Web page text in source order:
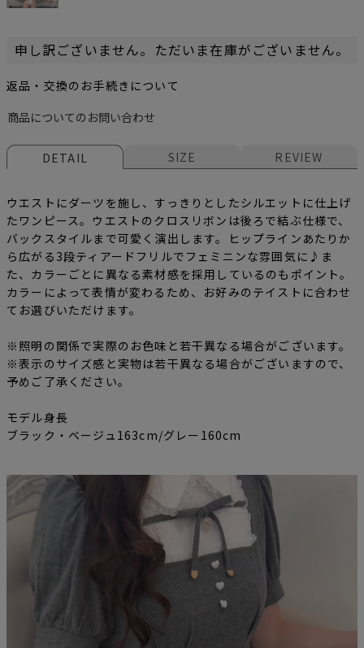
申し訳ございません。ただいま在庫がございません。
返品・交換のお手続きについて
商品についてのお問い合わせ
DETAIL SIZE REVIEW
ウエストにダーツを施し、すっきりとしたシルエットに仕上げ
たワンピース。ウエストのクロスリボンは後ろで結ぶ仕様で、
バックスタイルまで可愛く演出します。ヒップラインあたりか
ら広がる3段ティアードフリルでフェミニンな雰囲気に♪ま
た、カラーごとに異なる素材感を採用しているのもポイント。
カラーによって表情が変わるため、お好みのテイストに合わせ
てお選びいただけます。
※照明の関係で実際のお色味と若干異なる場合がございます。
※表示のサイズ感と実物は若干異なる場合がございますので、
予めご了承ください。
モデル身長
ブラック・ベージュ163cm/グレー160cm